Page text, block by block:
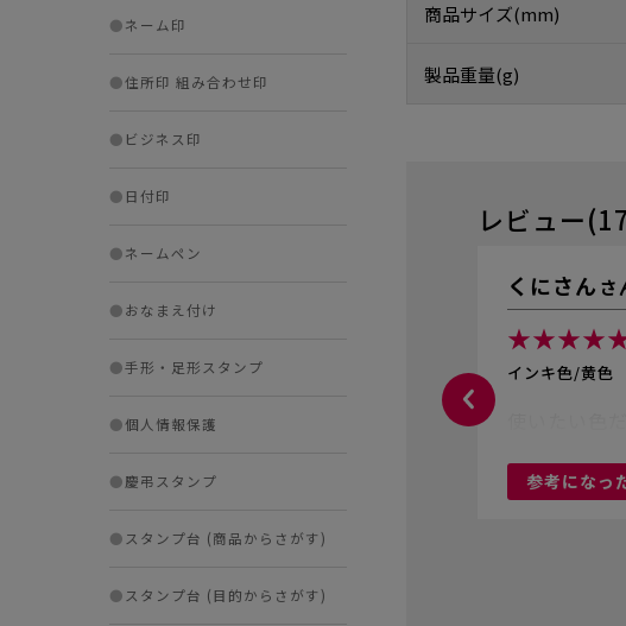
●ネーム印
●住所印 組み合わせ印
● ビジネス印
● 日付印
●ネームペン
●おなまえ付け
●手形・足形スタンプ
●個人情報保護
●慶弔スタンプ
● スタンプ台 (商品からさがす)
● スタンプ台 (目的からさがす)
商品サイズ(mm)
製品重量(g)
レビュー
くにさん さ
インキ色/黄色
使いたい色
参考になっ